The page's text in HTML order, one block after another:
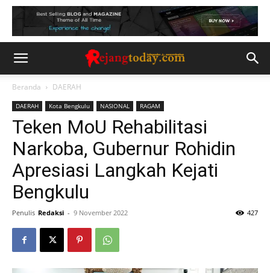
Beranda DAERAH
DAERAH Kota Bengkulu NASIONAL RAGAM
Teken MoU Rehabilitasi
Narkoba, Gubernur Rohidin
Apresiasi Langkah Kejati
Bengkulu
Penulis Redaksi - 9 November 2022 427